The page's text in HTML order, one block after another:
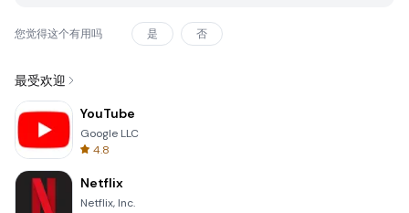
您觉得这个有用吗 是 否
最受欢迎
YouTube
Google LLC
4.8
Netflix
Netflix, Inc.